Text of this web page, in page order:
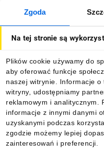
Zgoda
Na tej stronie są
Plików cookie używamy do
aby oferować funkcje
naszej witrynie. Informacje
witryny, udostępniamy
reklamowym i analitycznym.
informacje z innymi danymi
uzyskanymi podczas
zgodzie możemy lepiej
zainteresowań i preferencji.
oddawania barw (
Łatwość montażu i
O firmie
Dla kupujących
Informacje
Pobierz